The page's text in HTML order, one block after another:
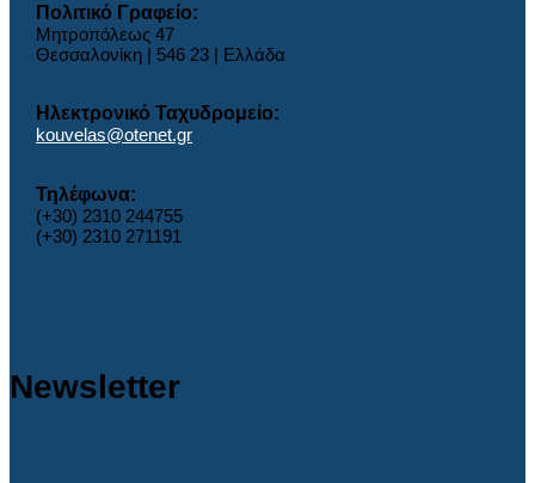
Πολιτικό Γραφείο:
Μητροπόλεως 47
Θεσσαλονίκη | 546 23 | Ελλάδα
Ηλεκτρονικό Ταχυδρομείο:
kouvelas@otenet.gr
Τηλέφωνα:
(+30) 2310 244755
(+30) 2310 271191
Newsletter